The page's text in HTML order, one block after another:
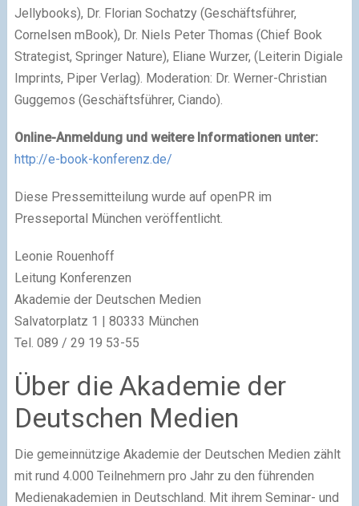
Jellybooks), Dr. Florian Sochatzy (Geschäftsführer,
Cornelsen mBook), Dr. Niels Peter Thomas (Chief Book
Strategist, Springer Nature), Eliane Wurzer, (Leiterin Digiale
Imprints, Piper Verlag). Moderation: Dr. Werner-Christian
Guggemos (Geschäftsführer, Ciando).
Online-Anmeldung und weitere Informationen unter:
http://e-book-konferenz.de/
Diese Pressemitteilung wurde auf openPR im
Presseportal München veröffentlicht.
Leonie Rouenhoff
Leitung Konferenzen
Akademie der Deutschen Medien
Salvatorplatz 1 | 80333 München
Tel. 089 / 29 19 53-55
Über die Akademie der
Deutschen Medien
Die gemeinnützige Akademie der Deutschen Medien zählt
mit rund 4.000 Teilnehmern pro Jahr zu den führenden
Medienakademien in Deutschland. Mit ihrem Seminar- und